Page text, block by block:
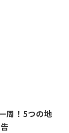
周！5つの地